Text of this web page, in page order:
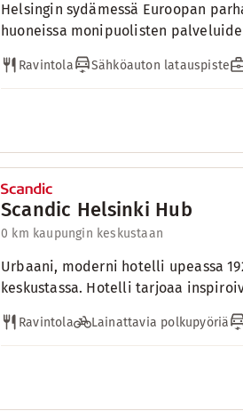
Helsingin sydämessä Euroopan
huoneissa monipuolisten
Ravintola Sähköauton latauspiste
Scandic Helsinki Hub
0 km kaupungin keskustaan
Urbaani, moderni hotelli upeassa
keskustassa. Hotelli tarjoaa
Ravintola Lainattavia polkupyöriä